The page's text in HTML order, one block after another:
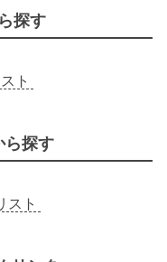
探す
ト
ら探す
スト